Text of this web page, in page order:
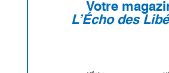
Votre
L’Écho des